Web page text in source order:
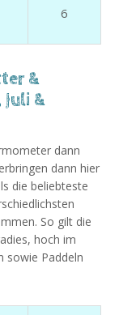
6
&
&
dann
dann hier
die beliebteste
So gilt die
hoch im
sowie Paddeln